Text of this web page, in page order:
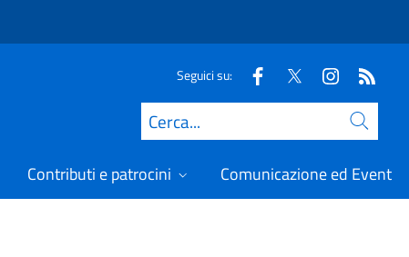
Seguici su:
Cerca
Contributi e patrocini Comunicazione ed Eventi